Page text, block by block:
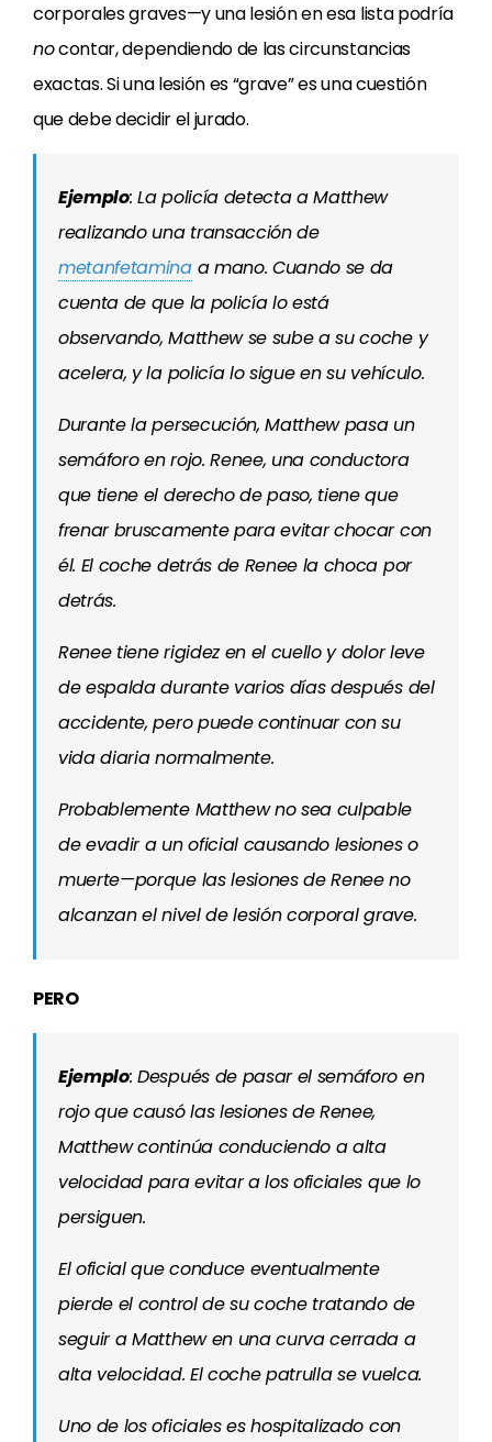
corporales graves—y una lesión en esa lista podría
nocontar, dependiendo de las circunstancias
exactas. Si una lesión es “grave” es una cuestión
que debe decidir el jurado.
Ejemplo: La policía detecta a Matthew
realizando una transacción de
metanfetaminaa mano. Cuando se da
cuenta de que la policía lo está
observando, Matthew se sube a su coche y
acelera, y la policía lo sigue en su vehículo.
Durante la persecución, Matthew pasa un
semáforo en rojo. Renee, una conductora
que tiene el derecho de paso, tiene que
frenar bruscamente para evitar chocar con
él. El coche detrás de Renee la choca por
detrás.
Renee tiene rigidez en el cuello y dolor leve
de espalda durante varios días después del
accidente, pero puede continuar con su
vida diaria normalmente.
Probablemente Matthew no sea culpable
de evadir a un oficial causando lesiones o
muerte—porque las lesiones de Renee no
alcanzan el nivel de lesión corporal grave.
PERO
Ejemplo: Después de pasar el semáforo en
rojo que causó las lesiones de Renee,
Matthew continúa conduciendo a alta
velocidad para evitar a los oficiales que lo
persiguen.
El oficial que conduce eventualmente
pierde el control de su coche tratando de
seguir a Matthew en una curva cerrada a
alta velocidad. El coche patrulla se vuelca.
Uno de los oficiales es hospitalizado con